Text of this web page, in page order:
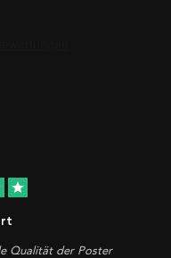
star
Qualität der Poster